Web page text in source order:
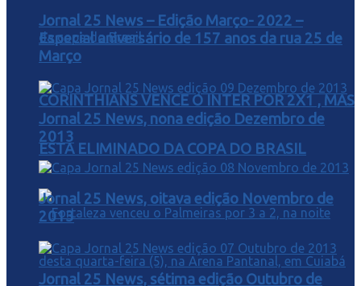
CORINTHIANS VENCE O INTER POR 2X1 , MAS
ESTA ELIMINADO DA COPA DO BRASIL
Jornal 25 News – Edição Março- 2022 –
Especial aniversário de 157 anos da rua 25 de
Março
Jornal 25 News, nona edição Dezembro de
2013
Jornal 25 News, oitava edição Novembro de
2013
Jornal 25 News, sétima edição Outubro de